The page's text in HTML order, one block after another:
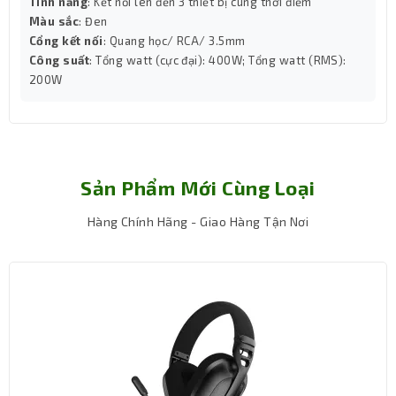
Kết nối Bluetooth 5.3 – Ổn định và tiết kiệm pin
Pisen TWS C2 sử dụng chuẩn Bluetooth V5.3 mới nhất:
Màu sắc: Đen
Cổng kết nối: Quang học/ RCA/ 3.5mm
Công suất: Tổng watt (cực đại): 400W; Tổng watt (RMS):
200W
Sản Phẩm Mới Cùng Loại
Hàng Chính Hãng - Giao Hàng Tận Nơi